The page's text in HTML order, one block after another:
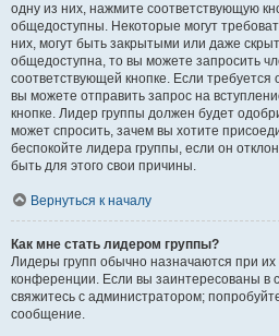
одну из них, нажмите соответствующую
общедоступны. Некоторые могут
них, могут быть закрытыми или даже
общедоступна, то вы можете запросить
соответствующей кнопке. Если требуется
вы можете отправить запрос на
кнопке. Лидер группы должен будет
может спросить, зачем вы хотите
беспокойте лидера группы, если он
быть для этого свои причины.
Вернуться к началу
Как мне стать лидером группы?
Лидеры групп обычно назначаются при
конференции. Если вы заинтересованы в
свяжитесь с администратором;
сообщение.